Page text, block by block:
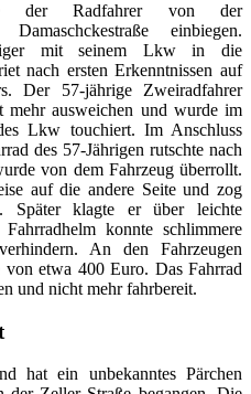
der Radfahrer von der
einbiegen.
mit seinem Lkw in die
nach ersten Erkenntnissen auf
Der 57-jährige Zweiradfahrer
ausweichen und wurde im
Lkw touchiert. Im Anschluss
des 57-Jährigen rutschte nach
von dem Fahrzeug überrollt.
auf die andere Seite und zog
Später klagte er über leichte
konnte schlimmere
An den Fahrzeugen
von etwa 400 Euro. Das Fahrrad
und nicht mehr fahrbereit.
hat ein unbekanntes Pärchen